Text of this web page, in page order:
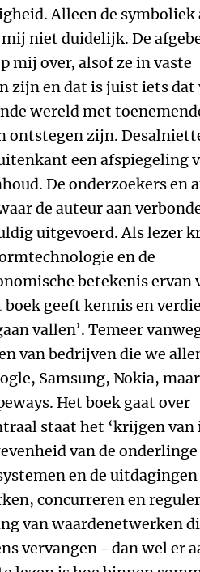
Alleen de symboliek
niet duidelijk. De
mij over, alsof ze in vaste
zijn en dat is juist iets dat
wereld met
ontstegen zijn.
een afspiegeling
De onderzoekers en
de auteur aan
uitgevoerd. Als lezer
en de
betekenis ervan
geeft kennis en
vallen’. Temeer
van bedrijven die we
Samsung, Nokia,
Het boek gaat over
staat het ‘krijgen
van de
en de
concurreren en
van waardenetwerken
vervangen - dan wel er